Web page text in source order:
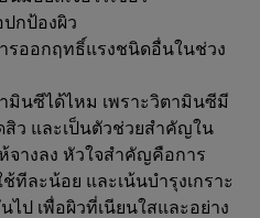
กป้องผิว
รออกฤทธิ์แรงชนิดอื่นในช่วง
มินซีได้ไหม เพราะวิตามินซีมี
ว และเป็นตัวช่วยสำคัญใน
จางลง หัวใจสำคัญคือการ
ทีละน้อย และเน้นบำรุงเกราะ
ป เพื่อผิวที่เนียนใสและอย่าง